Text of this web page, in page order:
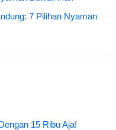
7 Pilihan Nyaman
15 Ribu Aja!